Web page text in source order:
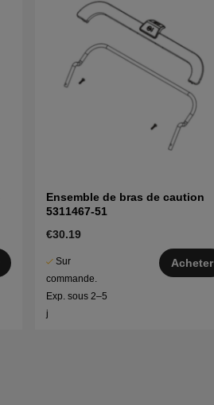
Ensemble de bras de caution
5311467-51
€30.19
Sur
commande.
Exp. sous 2–5
j
Acheter